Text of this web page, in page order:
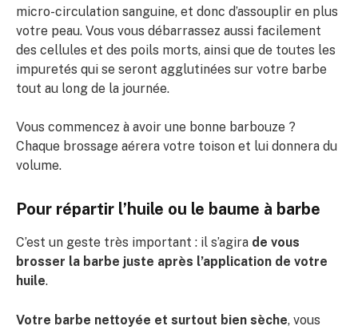
micro-circulation sanguine, et donc d’assouplir en plus
votre peau. Vous vous débarrassez aussi facilement
des cellules et des poils morts, ainsi que de toutes les
impuretés qui se seront agglutinées sur votre barbe
tout au long de la journée.
Vous commencez à avoir une bonne barbouze ?
Chaque brossage aérera votre toison et lui donnera du
volume.
Pour répartir l’huile ou le baume à barbe
C’est un geste très important : il s’agira de vous
brosser la barbe juste après l’application de votre
huile.
Votre barbe nettoyée et surtout bien sèche, vous